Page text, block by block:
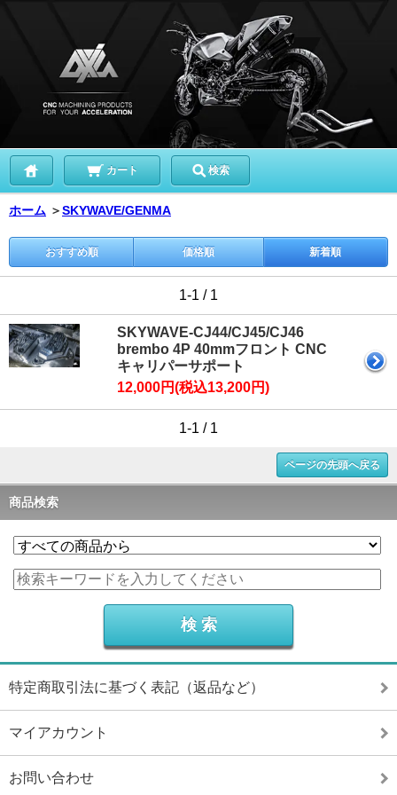
カート 検索
ホーム ＞SKYWAVE/GENMA
おすすめ順 価格順 新着順
1-1 / 1
SKYWAVE-CJ44/CJ45/CJ46
brembo 4P 40mmフロント CNC
キャリパーサポート
12,000円(税込13,200円)
1-1 / 1
ページの先頭へ戻る
商品検索
特定商取引法に基づく表記（返品など）
マイアカウント
お問い合わせ